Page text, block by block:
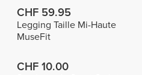
CHF 59.95
Legging Taille Mi-Haute
MuseFit
CHF 10.00